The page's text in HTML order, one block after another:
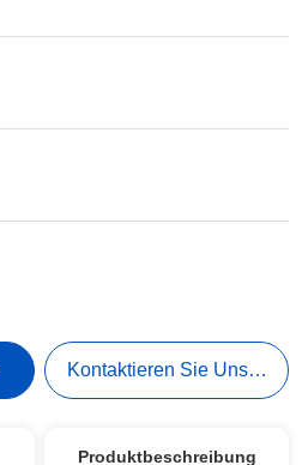
Kontaktieren Sie Uns Jetzt
Produktbeschreibung